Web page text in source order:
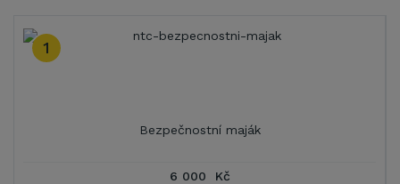
1
Bezpečnostní maják
6 000 Kč